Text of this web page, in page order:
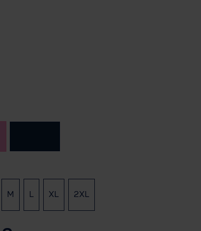
M L XL 2XL